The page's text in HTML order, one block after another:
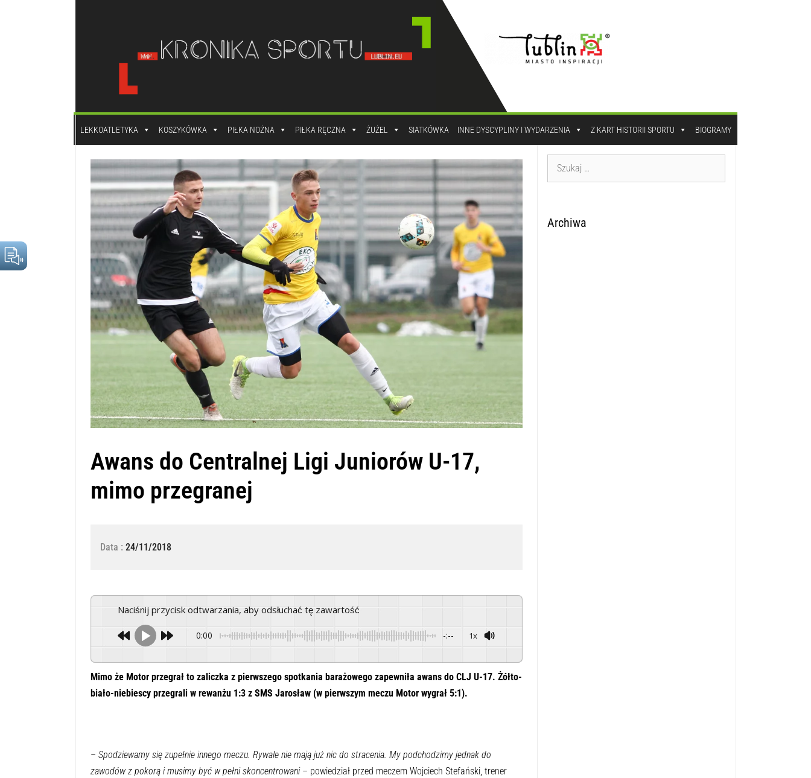
LEKKOATLETYKA KOSZYKÓWKA PIŁKA NOŻNA PIŁKA RĘCZNA ŻUŻEL SIATKÓWKA INNE DYSCYPLINY I WYDARZENIA Z KART HISTORII SPORTU BIOGRAMY
Awans do Centralnej Ligi Juniorów U-17,
mimo przegranej
Data : 24/11/2018
Naciśnij przycisk odtwarzania, aby odsłuchać tę zawartość
0:00 -:-- 1x
Mimo że Motor przegrał to zaliczka z pierwszego spotkania barażowego zapewniła awans do CLJ U-17. Żółto-
biało-niebiescy przegrali w rewanżu 1:3 z SMS Jarosław (w pierwszym meczu Motor wygrał 5:1).
– Spodziewamy się zupełnie innego meczu. Rywale nie mają już nic do stracenia. My podchodzimy jednak do
zawodów z pokorą i musimy być w pełni skoncentrowani– powiedział przed meczem Wojciech Stefański, trener
Archiwa